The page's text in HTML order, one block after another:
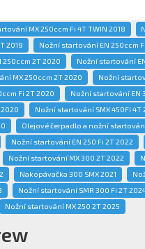
MX 250ccm Fi 4T TWIN 2018
2019 Nožní startování EN 250ccm
2T 2020
Nožní startování
MX 250ccm 2T 2020
Nožní
Fi 2T 2020 Nožní startování EN
Nožní startování SMX 450FI 4T
Olejové čerpadlo a nožní
Nožní startování EN 250 Fi 2T 2022
Nožní startování MX 300 2T 2022
Nakopávačka 300 SMX 2021
Nožní startování SMR 300 Fi 2T
Nožní startování MX 250 2T 2025